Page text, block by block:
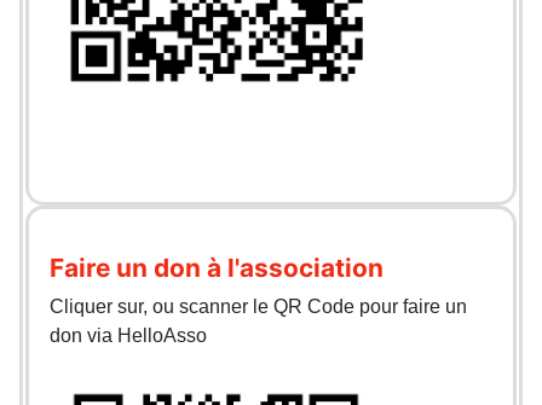
Faire un don à l'association
Cliquer sur, ou scanner le QR Code pour faire un
don via HelloAsso